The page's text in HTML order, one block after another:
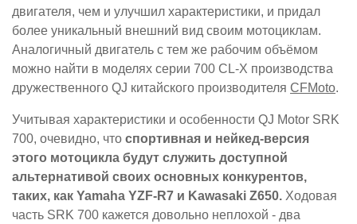
двигателя, чем и улучшил характеристики, и придал
более уникальный внешний вид своим мотоциклам.
Аналогичный двигатель с тем же рабочим объёмом
можно найти в моделях серии 700 CL-X производства
дружественного QJ китайского производителя CFMoto.
Учитывая характеристики и особенности QJ Motor SRK
700, очевидно, что спортивная и нейкед-версия
этого мотоцикла будут служить доступной
альтернативой своих основных конкурентов,
таких, как Yamaha YZF-R7 и Kawasaki Z650. Ходовая
часть SRK 700 кажется довольно неплохой - два